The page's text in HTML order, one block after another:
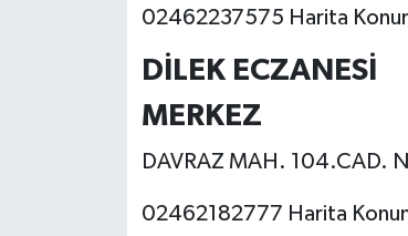
02462237575 Harita
DİLEK ECZANESİ
MERKEZ
DAVRAZ MAH. 104.CAD.
02462182777 Harita
Tarihi Yapılarımız